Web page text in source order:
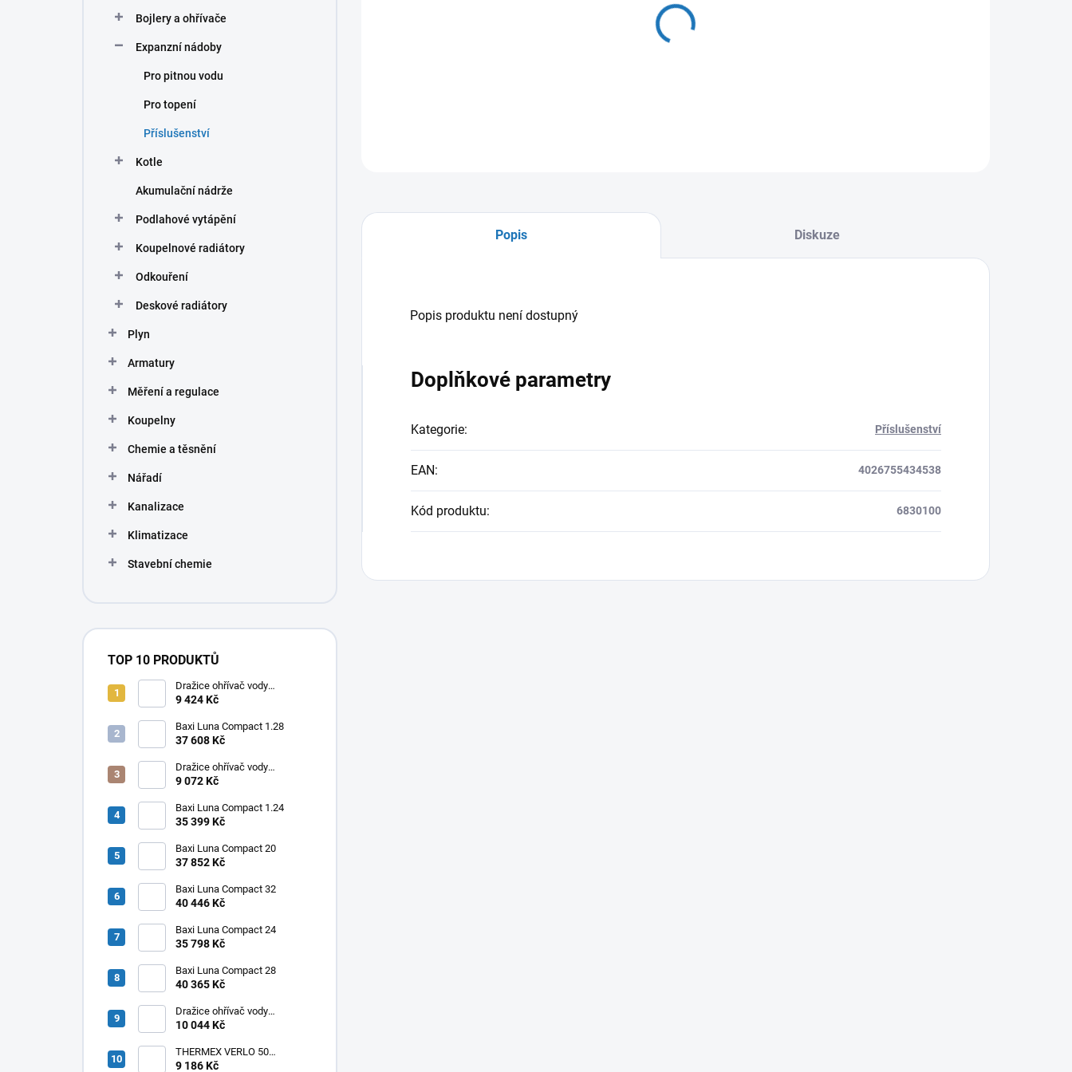
Bojlery a ohřívače
Expanzní nádoby
Pro pitnou vodu
Pro topení
Příslušenství
Kotle
Akumulační nádrže
Podlahové vytápění
Koupelnové radiátory
Odkouření
Deskové radiátory
Plyn
Armatury
Měření a regulace
Koupelny
Chemie a těsnění
Nářadí
Kanalizace
Klimatizace
Stavební chemie
TOP 10 PRODUKTŮ
Dražice ohřívač vody
elektrický svislý OKHE ONE/E
9 424 Kč
Baxi Luna Compact 1.28
37 608 Kč
Dražice ohřívač vody
elektrický svislý OKHE ONE/E
9 072 Kč
Baxi Luna Compact 1.24
35 399 Kč
Baxi Luna Compact 20
37 852 Kč
Baxi Luna Compact 32
40 446 Kč
Baxi Luna Compact 24
35 798 Kč
Baxi Luna Compact 28
40 365 Kč
Dražice ohřívač vody
elektrický svislý OKHE ONE/E
10 044 Kč
THERMEX VERLO 50
elektrický ohřívač vody
9 186 Kč
DO:
10.8.2026
Popis Diskuze
Popis produktu není dostupný
Doplňkové parametry
Kategorie: Příslušenství
EAN: 4026755434538
Kód produktu: 6830100